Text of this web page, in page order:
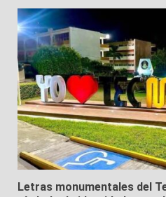
Letras monumentales del